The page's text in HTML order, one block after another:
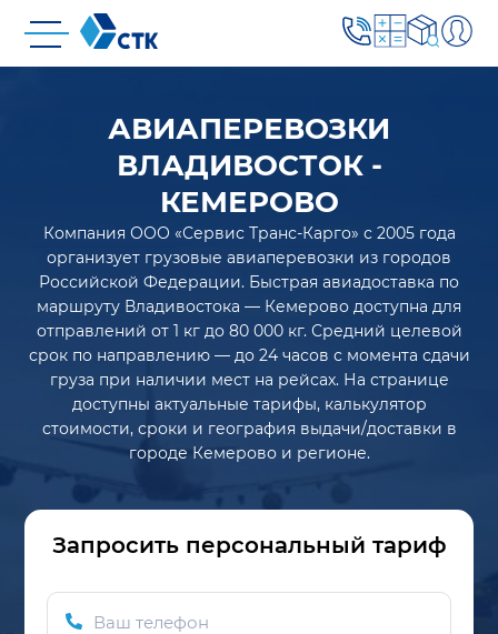
АВИАПЕРЕВОЗКИ
ВЛАДИВОСТОК -
КЕМЕРОВО
Компания ООО «Сервис Транс-Карго» с 2005 года
организует грузовые авиаперевозки из городов
Российской Федерации. Быстрая авиадоставка по
маршруту Владивостока — Кемерово доступна для
отправлений от 1 кг до 80 000 кг. Средний целевой
срок по направлению — до 24 часов с момента сдачи
груза при наличии мест на рейсах. На странице
доступны актуальные тарифы, калькулятор
стоимости, сроки и география выдачи/доставки в
городе Кемерово и регионе.
Запросить персональный тариф
Ваш телефон